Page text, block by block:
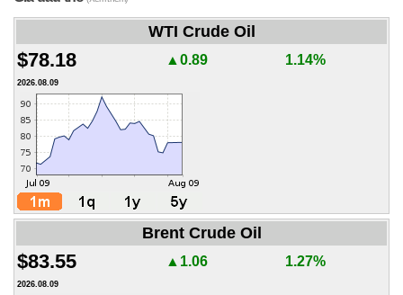
WTI Crude Oil
$78.18 ▲0.89 1.14%
2026.08.09
Brent Crude Oil
$83.55 ▲1.06 1.27%
2026.08.09